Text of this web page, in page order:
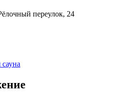
переулок, 24